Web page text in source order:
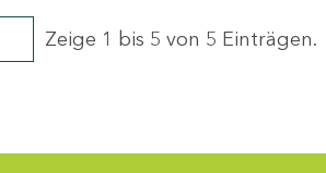
Zeige 1 bis 5 von 5 Einträgen.